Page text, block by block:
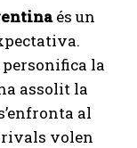
és un
personifica la
assolit la
al
rivals volen